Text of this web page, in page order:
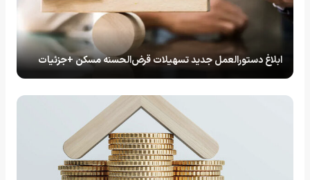
ابلاغ دستورالعمل جدید تسهیلات قرض‌الحسنه مسکن +جزئیات